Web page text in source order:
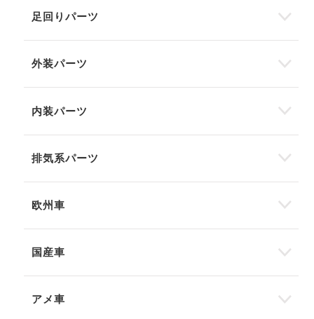
足回りパーツ
外装パーツ
内装パーツ
排気系パーツ
欧州車
国産車
アメ車